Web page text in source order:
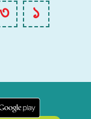
৩ ১